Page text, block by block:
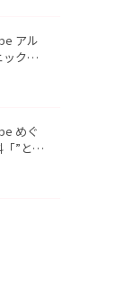
た。
アル
ク札
リバ
めぐ
”とお
答え